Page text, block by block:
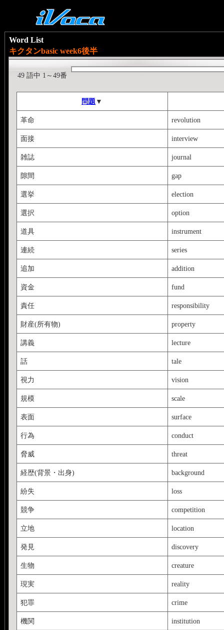
Word List
キクタンbasic week6後半
49 語中 1～49番
問題 ▼
革命 revolution
面接 interview
雑誌 journal
隙間 gap
選挙 election
選択 option
道具 instrument
連続 series
追加 addition
資金 fund
責任 responsibility
財産(所有物) property
講義 lecture
話 tale
視力 vision
規模 scale
表面 surface
行為 conduct
脅威 threat
経歴(背景・出身) background
紛失 loss
競争 competition
立地 location
発見 discovery
生物 creature
現実 reality
犯罪 crime
機関 institution